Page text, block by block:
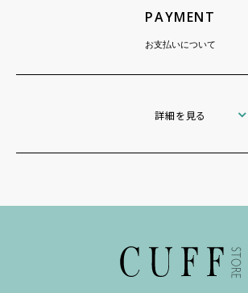
PAYMENT
お支払いについて
詳細を見る